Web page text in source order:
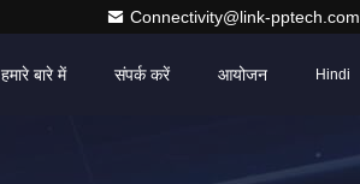
Connectivity@link-pptech.com
हमारे बारे में संपर्क करें आयोजन Hindi